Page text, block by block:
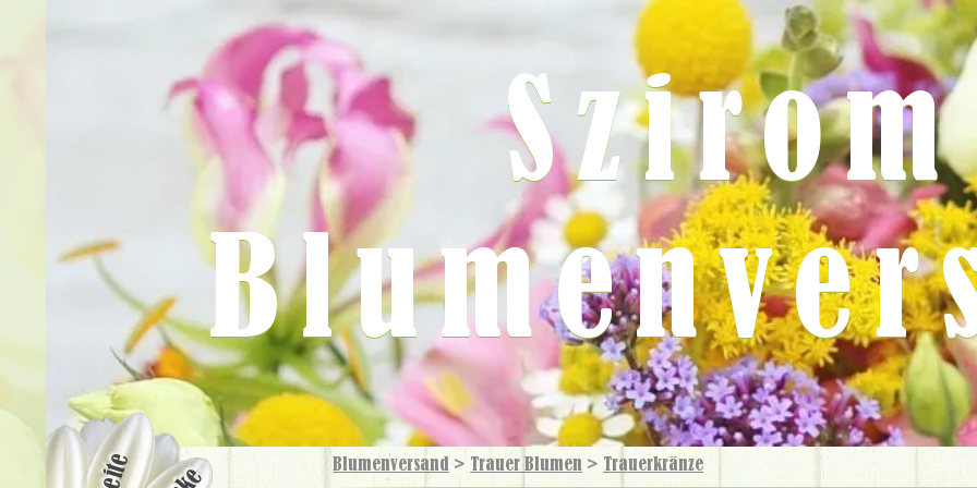
Blumenversand > Trauer Blumen > Trauer­kränze
Szirom